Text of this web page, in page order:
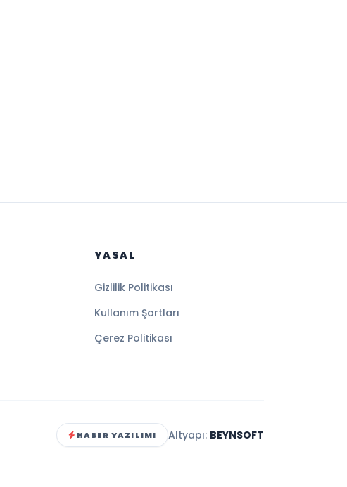
YASAL
Gizlilik Politikası
Kullanım Şartları
Çerez Politikası
HABER YAZILIMI Altyapı: BEYNSOFT